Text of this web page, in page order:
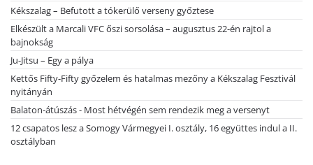
Kékszalag – Befutott a tókerülő verseny győztese
Elkészült a Marcali VFC őszi sorsolása – augusztus 22-én rajtol a
bajnokság
Ju-Jitsu – Egy a pálya
Kettős Fifty-Fifty győzelem és hatalmas mezőny a Kékszalag Fesztivál
nyitányán
Balaton-átúszás - Most hétvégén sem rendezik meg a versenyt
12 csapatos lesz a Somogy Vármegyei I. osztály, 16 együttes indul a II.
osztályban